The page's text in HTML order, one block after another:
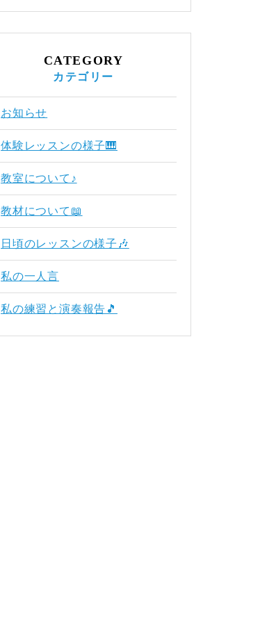
CATEGORY
カテゴリー
お知らせ
体験レッスンの様子🎹
教室について♪
教材について📖
日頃のレッスンの様子🎶
私の一人言
私の練習と演奏報告🎵